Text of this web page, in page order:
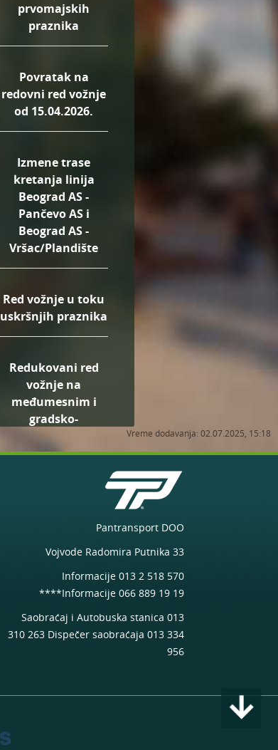
Vreme dodavanja: 02.07.2025, 15:18
prvomajskih
praznika
Povratak na
redovni red vožnje
od 15.04.2026.
Izmene trase
kretanja linija
Beograd AS -
Pančevo AS i
Beograd AS -
Vršac/Plandište
Red vožnje u toku
uskršnjih praznika
Redukovani red
vožnje na
međumesnim i
gradsko-
prigradskim
linijama u toku
linije 24 Pančevo
AS - Kačarevo od
25.03.2026. godine
Obaveštenje o
tokom trajanja
arrow_downward
Pantransport DOO
Vojvode Radomira Putnika 33
Informacije 013 2 518 570
****Informacije 066 889 19 19
Saobraćaj i Autobuska stanica 013
310 263 Dispečer saobraćaja 013 334
956